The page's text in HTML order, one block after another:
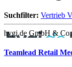
Suchfilter: Vertrieb
hygi.de GmbH &
Teamlead Retail